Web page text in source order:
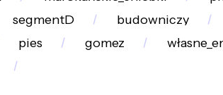
segmentD budowniczy
pies gomez